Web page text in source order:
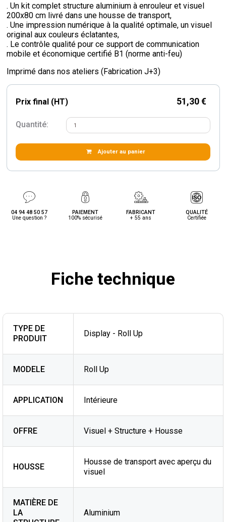
. Un kit complet structure aluminium à enrouleur et visuel
200x80 cm livré dans une housse de transport,
. Une impression numérique à la qualité optimale, un visuel
original aux couleurs éclatantes,
. Le contrôle qualité pour ce support de communication
mobile et économique certifié B1 (norme anti-feu)
Imprimé dans nos ateliers (Fabrication J+3)
Prix final (HT) 51,30 €
Quantité:
Ajouter au panier
04 94 48 50 57
Une question ?
PAIEMENT
100% sécurisé
FABRICANT
+ 55 ans
QUALITÉ
Certifiée
Fiche technique
TYPE DE
PRODUIT
Display - Roll Up
MODELE Roll Up
APPLICATION Intérieure
OFFRE Visuel + Structure + Housse
HOUSSE
Housse de transport avec aperçu du
visuel
MATIÈRE DE
LA
Aluminium